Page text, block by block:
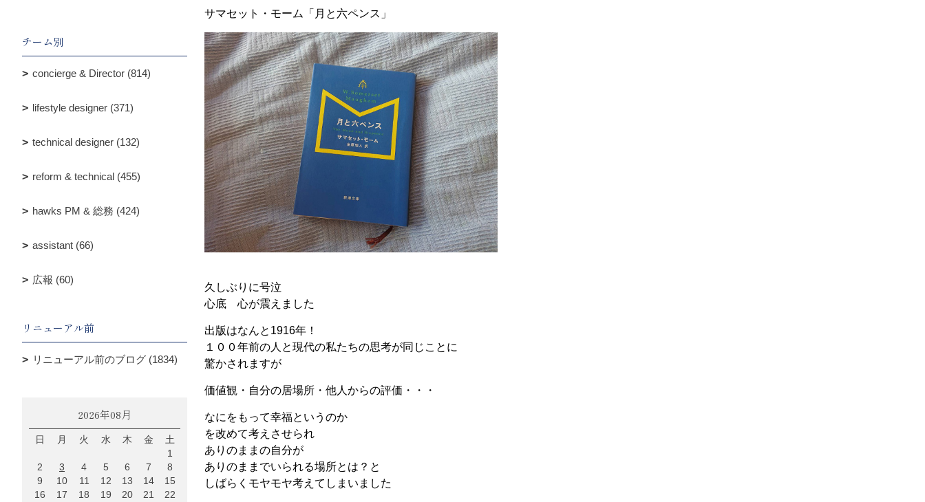
サマセット・モーム「月と六ペンス」
久しぶりに号泣
心底 心が震えました
出版はなんと1916年！
１００年前の人と現代の私たちの思考が同じことに
驚かされますが
価値観・自分の居場所・他人からの評価・・・
なにをもって幸福というのか
を改めて考えさせられ
ありのままの自分が
ありのままでいられる場所とは？と
しばらくモヤモヤ考えてしまいました
チーム別
concierge & Director (814)
lifestyle designer (371)
technical designer (132)
reform & technical (455)
hawks PM & 総務 (424)
assistant (66)
広報 (60)
リニューアル前
リニューアル前のブログ (1834)
2026年08月
日 月 火 水 木 金
土
1
2
3 4 5 6 7
8
9
10 11 12 13 14
15
16
17 18 19 20 21
22